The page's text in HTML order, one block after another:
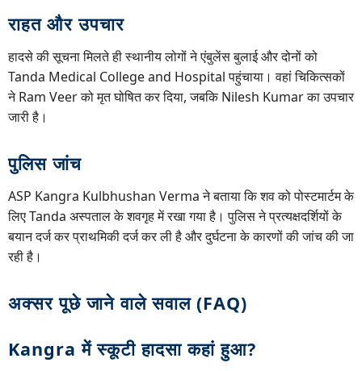
राहत और उपचार
हादसे की सूचना मिलते ही स्थानीय लोगों ने एंबुलेंस बुलाई और दोनों को
Tanda Medical College and Hospital पहुंचाया। वहां चिकित्सकों
ने Ram Veer को मृत घोषित कर दिया, जबकि Nilesh Kumar का उपचार
जारी है।
पुलिस जांच
ASP Kangra Kulbhushan Verma ने बताया कि शव को पोस्टमार्टम के
लिए Tanda अस्पताल के शवगृह में रखा गया है। पुलिस ने प्रत्यक्षदर्शियों के
बयान दर्ज कर प्राथमिकी दर्ज कर ली है और दुर्घटना के कारणों की जांच की जा
रही है।
अक्सर पूछे जाने वाले सवाल (FAQ)
Kangra में स्कूटी हादसा कहां हुआ?